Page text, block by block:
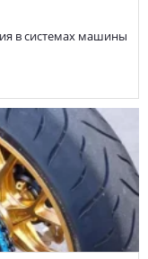
в системах машины